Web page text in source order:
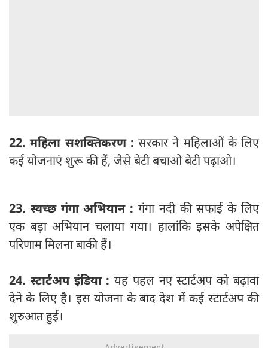
22. महिला सशक्तिकरण : सरकार ने महिलाओं के लिए
कई योजनाएं शुरू की हैं, जैसे बेटी बचाओ बेटी पढ़ाओ।
23. स्वच्छ गंगा अभियान : गंगा नदी की सफाई के लिए
एक बड़ा अभियान चलाया गया। हालांकि इसके अपेक्षित
परिणाम मिलना बाकी हैं।
24. स्टार्टअप इंडिया :यह पहल नए स्टार्टअप को बढ़ावा
देने के लिए है। इस योजना के बाद देश में कई स्टार्टअप की
शुरुआत हुई।